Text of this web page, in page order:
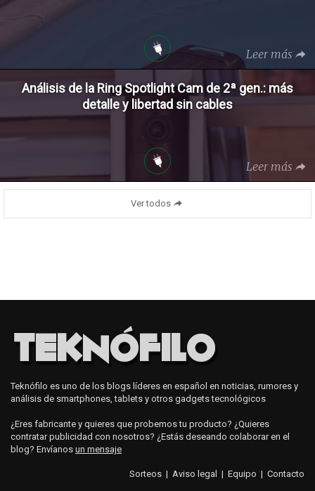
Leer más
Análisis de la Ring Spotlight Cam de 2ª gen.: más
detalle y libertad sin cables
Leer más
Ver todos
Teknófilo es uno de los blogs líderes en español en noticias, rumores y
análisis de smartphones, tablets y otros gadgets tecnológicos
¿Eres fabricante y quieres que probemos tu producto? ¿Quieres
contratar publicidad con nosotros? ¿Estás deseando colaborar en el
blog? Envíanos un mensaje
Sorteos | Aviso legal | Equipo | Contacto